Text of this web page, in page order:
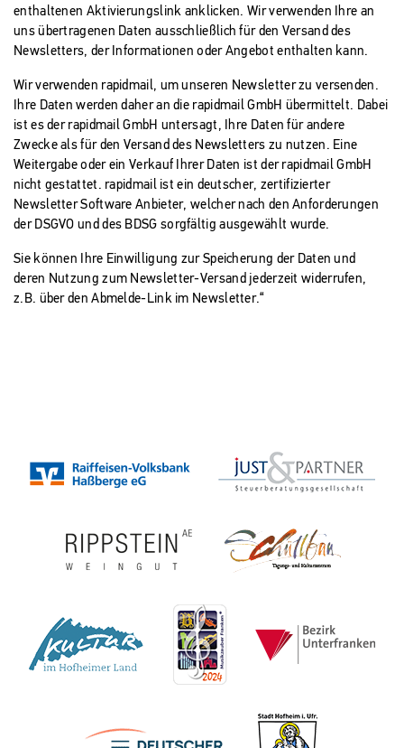
enthaltenen Aktivierungslink anklicken. Wir verwenden Ihre an
uns übertragenen Daten ausschließlich für den Versand des
Newsletters, der Informationen oder Angebot enthalten kann.
Wir verwenden rapidmail, um unseren Newsletter zu versenden.
Ihre Daten werden daher an die rapidmail GmbH übermittelt. Dabei
ist es der rapidmail GmbH untersagt, Ihre Daten für andere
Zwecke als für den Versand des Newsletters zu nutzen. Eine
Weitergabe oder ein Verkauf Ihrer Daten ist der rapidmail GmbH
nicht gestattet. rapidmail ist ein deutscher, zertifizierter
Newsletter Software Anbieter, welcher nach den Anforderungen
der DSGVO und des BDSG sorgfältig ausgewählt wurde.
Sie können Ihre Einwilligung zur Speicherung der Daten und
deren Nutzung zum Newsletter-Versand jederzeit widerrufen,
z.B. über den Abmelde-Link im Newsletter.“